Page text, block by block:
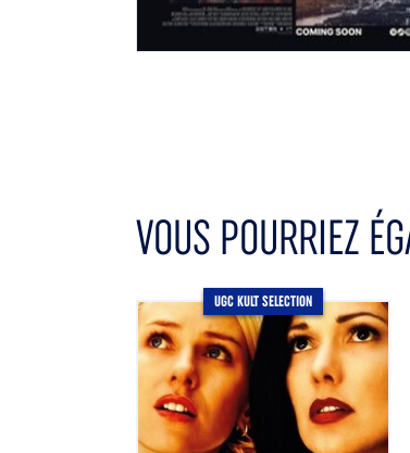
VOUS POURRIEZ
UGC KULT SELECTION